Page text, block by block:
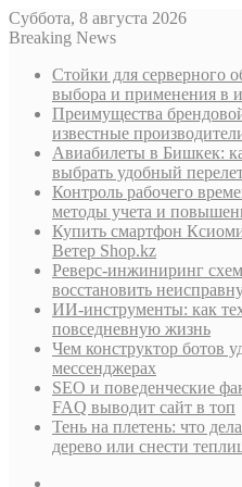
Суббота, 8 августа 2026
Breaking News
Стойки для серверного
выбора и применения в
Преимущества
известные
Авиабилеты в Бишкек:
выбрать удобный
Контроль рабочего
методы учета и
Купить смартфон
Ветер Shop.kz
Реверс-инжиниринг
восстановить
ИИ-инструменты: как
повседневную жизнь
Чем конструктор ботов
мессенджерах
SEO и поведенческие
FAQ выводит сайт в топ
Тень на плетень: что
дерево или снести